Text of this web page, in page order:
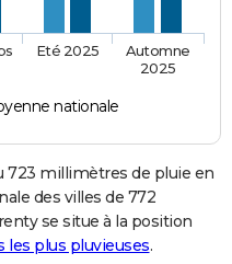
nationale
Eté 2025
Automne
2025
723 millimètres de pluie en
des villes de 772
se situe à la position
les plus pluvieuses.